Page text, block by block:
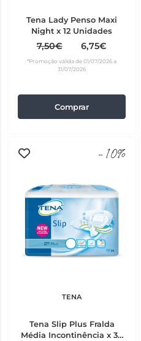
Tena Lady Penso Maxi
Night x 12 Unidades
7,50€ 6,75€
*Promoção válida de 01/07/2026 a
31/07/2026
Comprar
-10%
TENA
Tena Slip Plus Fralda
Média Incontinência x 30